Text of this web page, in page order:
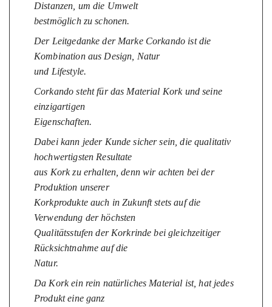
Distanzen, um die Umwelt
bestmöglich zu schonen.
Der Leitgedanke der Marke Corkando ist die
Kombination aus Design, Natur
und Lifestyle.
Corkando steht für das Material Kork und seine
einzigartigen
Eigenschaften.
Dabei kann jeder Kunde sicher sein, die qualitativ
hochwertigsten Resultate
aus Kork zu erhalten, denn wir achten bei der
Produktion unserer
Korkprodukte auch in Zukunft stets auf die
Verwendung der höchsten
Qualitätsstufen der Korkrinde bei gleichzeitiger
Rücksichtnahme auf die
Natur.
Da Kork ein rein natürliches Material ist, hat jedes
Produkt eine ganz